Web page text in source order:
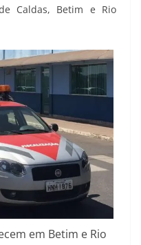
Caldas, Betim e Rio
em Betim e Rio